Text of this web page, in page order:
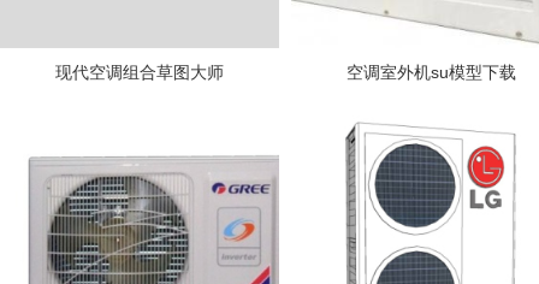
现代空调组合草图大师 空调室外机su模型下载